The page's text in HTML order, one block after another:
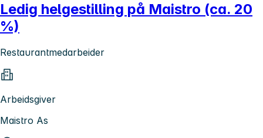
Ledig helgestilling på Maistro (ca. 20
%)
Restaurantmedarbeider
Arbeidsgiver
Maistro As